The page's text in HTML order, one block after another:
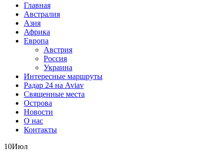
Главная
Австралия
Азия
Африка
Европа
Австрия
Россия
Украина
Интересные маршруты
Радар 24 на Aviav
Священные места
Острова
Новости
О нас
Контакты
10Июл